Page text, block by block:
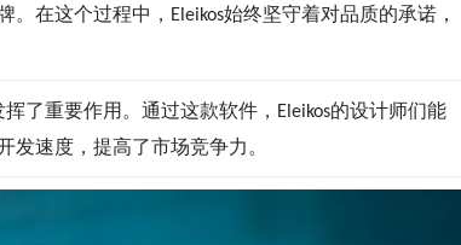
。在这个过程中， Eleikos始终坚守着对品质的承诺，
了重要作用。通过这款软件， Eleikos的设计师们能
发速度，提高了市场竞争力。